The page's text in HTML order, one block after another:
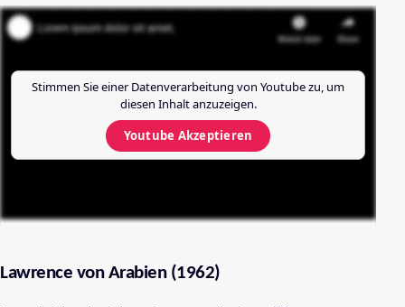
Stimmen Sie einer Datenverarbeitung von Youtubezu, um
diesen Inhalt anzuzeigen.
Youtube Akzeptieren
Lawrence von Arabien (1962)